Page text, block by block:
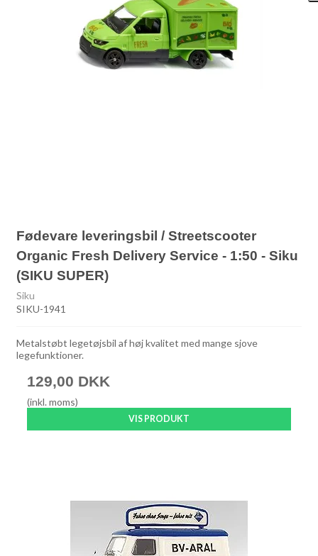
Fødevare leveringsbil / Streetscooter
Organic Fresh Delivery Service - 1:50 - Siku
(SIKU SUPER)
Siku
SIKU-1941
Metalstøbt legetøjsbil af høj kvalitet med mange sjove
legefunktioner.
129,00 DKK
(inkl. moms)
VIS PRODUKT